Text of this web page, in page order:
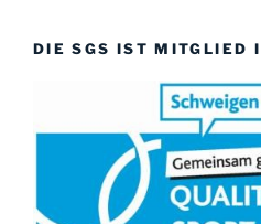
DIE SGS IST MITGLIED